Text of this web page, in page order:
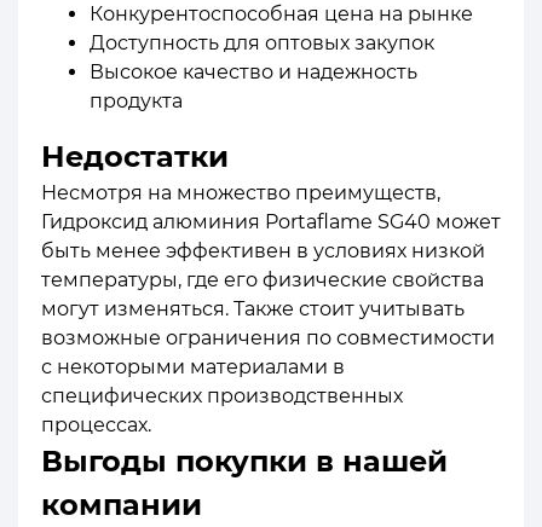
Конкурентоспособная цена на рынке
Доступность для оптовых закупок
Высокое качество и надежность
продукта
Недостатки
Несмотря на множество преимуществ,
Гидроксид алюминия Portaflame SG40 может
быть менее эффективен в условиях низкой
температуры, где его физические свойства
могут изменяться. Также стоит учитывать
возможные ограничения по совместимости
с некоторыми материалами в
специфических производственных
процессах.
Выгоды покупки в нашей
компании